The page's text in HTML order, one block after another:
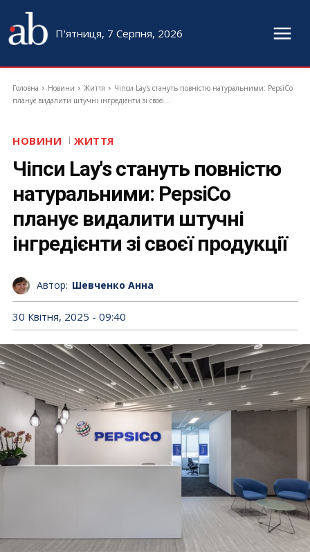
П'ятниця, 7 Серпня, 2026
Головна Новини Життя
Чіпси Lay's стануть повністю натуральними: PepsiCo
планує видалити штучні інгредієнти зі своєї...
НОВИНИ ЖИТТЯ
Чіпси Lay's стануть повністю
натуральними: PepsiCo
планує видалити штучні
інгредієнти зі своєї продукції
Автор: Шевченко Анна
30 Квітня, 2025 - 09:40